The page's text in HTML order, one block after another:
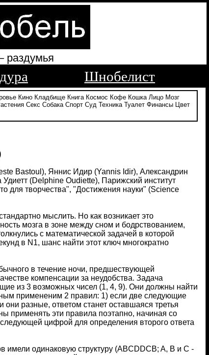
раздумья
Шнобелист
Кино Кладбище Книга Космос Кофе Кошка Лицо Мозг
Секс Собака Спорт Суд Техника Туалет Финансы
Цвет
Bastoul), Яннис Идир (Yannis Idir), Александрин
(Delphine Oudiette), Парижский институт
для творчества", "Достижения науки" (Science
мыслить. Но как возникает это
мозга в зоне между сном и бодрствованием,
с математической задачей в которой
в N1, шанс найти этот ключ многократно
в течение ночи, предшествующей
компенсации за неудобства. Задача
из 3 возможных чисел (1, 4, 9). Они должны найти
примененим 2 правил: 1) если две следующие
разные, ответом станет оставшаяся третья
применять эти правила поэтапно, начиная со
цифрой для определения второго ответа
имели одинаковую структуру (ABCDDCB; A, B и C -